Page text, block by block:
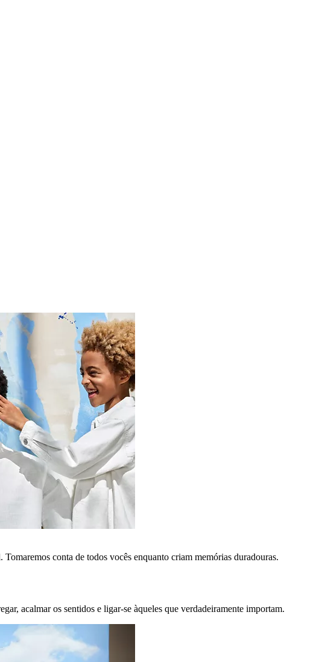
conta de todos vocês enquanto criam memórias duradouras.
acalmar os sentidos e ligar-se àqueles que verdadeiramente importam.